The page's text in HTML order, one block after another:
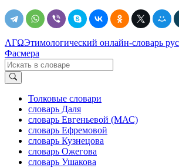
ΛΓΩЭтимологический онлайн-словарь
Фасмера
Толковые словари
словарь Даля
словарь Евгеньевой (МАС)
словарь Ефремовой
словарь Кузнецова
словарь Ожегова
словарь Ушакова